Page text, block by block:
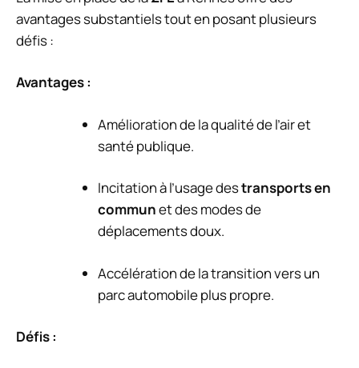
avantages substantiels tout en posant plusieurs
défis :
Avantages :
Amélioration de la qualité de l’air et
santé publique.
Incitation à l’usage destransports en
communet des modes de
déplacements doux.
Accélération de la transition vers un
parc automobile plus propre.
Défis :